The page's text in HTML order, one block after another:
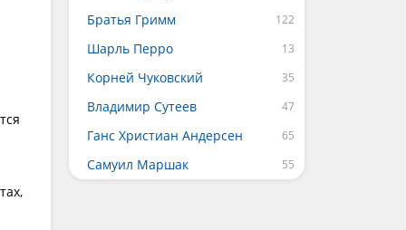
Братья Гримм
Шарль Перро
Корней Чуковский
Владимир Сутеев
Ганс Христиан Андерсен
Самуил Маршак